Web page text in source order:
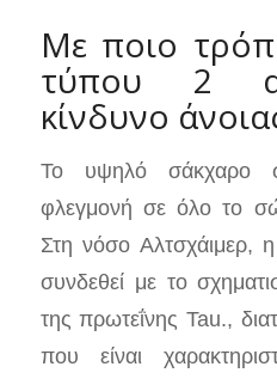
Με ποιο
τύπου 2
κίνδυνο
Το υψηλό σάκχαρο
φλεγμονή σε όλο το
Στη νόσο Αλτσχάιμερ,
συνδεθεί με το
της πρωτεΐνης Tau.,
που είναι